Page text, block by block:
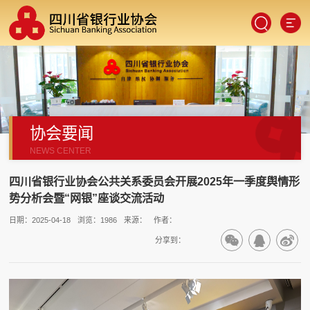
SCAN
协会要闻
NEWS CENTER
四川省银行业协会公共关系委员会开展2025年一季度舆情形
势分析会暨“网银”座谈交流活动
日期：2025-04-18 浏览：1986 来源： 作者：
分享到：